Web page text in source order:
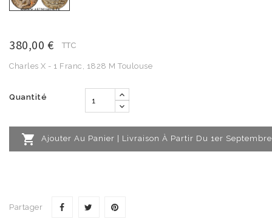
380,00 € TTC
Charles X - 1 Franc, 1828 M Toulouse
Quantité
 Ajouter Au Panier | Livraison À Partir Du 1er Septembre
Partager